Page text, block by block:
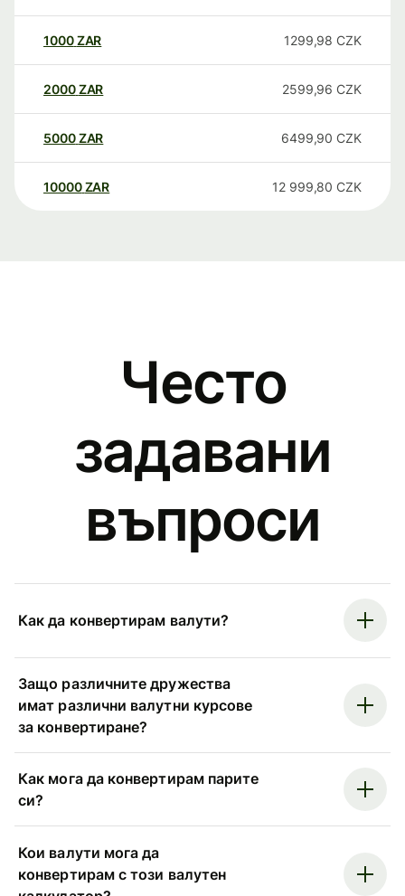
1000ZAR 1299,98 CZK
2000ZAR 2599,96 CZK
5000ZAR 6499,90 CZK
10000 ZAR 12 999,80 CZK
Често
задавани
въпроси
Как да конвертирам валути?
Защо различните дружества
имат различни валутни курсове
за конвертиране?
Как мога да конвертирам парите
си?
Кои валути мога да
конвертирам с този валутен